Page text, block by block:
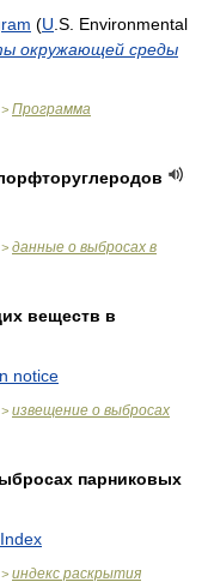
(U .S. Environmental
окружающей среды
> Программа
> данные о выбросах в
веществ в
notice
> извещение о выбросах
парниковых
> индекс раскрытия